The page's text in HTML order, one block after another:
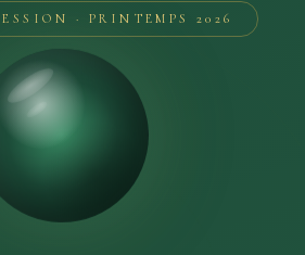
· PRINTEMPS 2026